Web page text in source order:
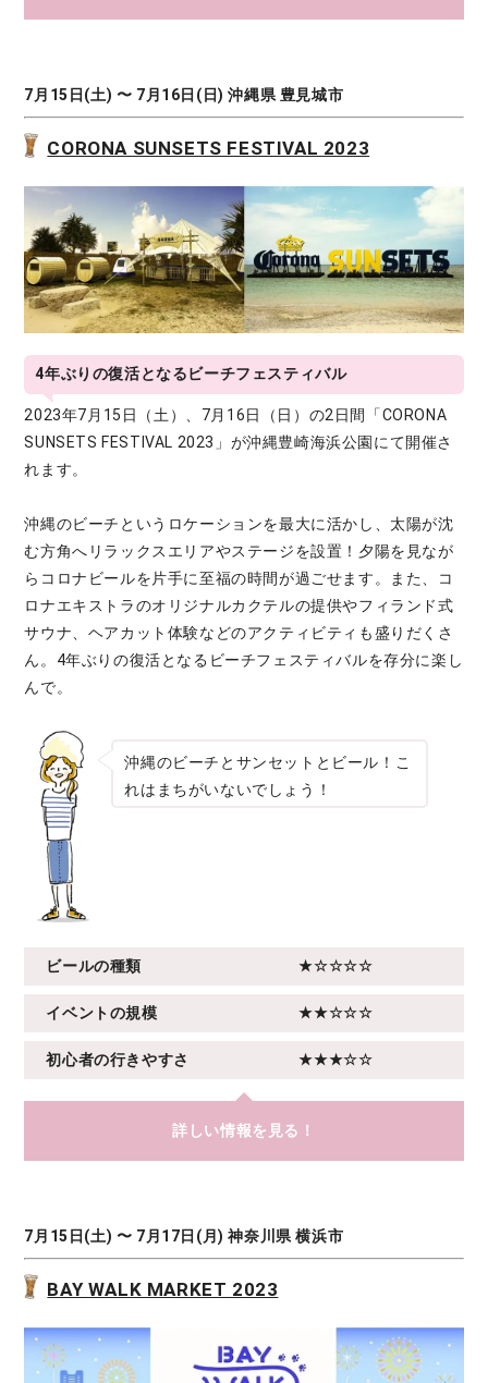
7月15日(土) 〜 7月16日(日) 沖縄県 豊見城市
CORONA SUNSETS FESTIVAL 2023
4年ぶりの復活となるビーチフェスティバル
2023年7月15日（土）、7月16日（日）の2日間「CORONA
SUNSETS FESTIVAL 2023」が沖縄豊崎海浜公園にて開催さ
れます。
沖縄のビーチというロケーションを最大に活かし、太陽が沈
む方角へリラックスエリアやステージを設置！夕陽を見なが
らコロナビールを片手に至福の時間が過ごせます。また、コ
ロナエキストラのオリジナルカクテルの提供やフィランド式
サウナ、ヘアカット体験などのアクティビティも盛りだくさ
ん。4年ぶりの復活となるビーチフェスティバルを存分に楽し
んで。
沖縄のビーチとサンセットとビール！こ
れはまちがいないでしょう！
ビールの種類 ★☆☆☆☆
イベントの規模 ★★☆☆☆
初心者の行きやすさ ★★★☆☆
詳しい情報を見る！
7月15日(土) 〜 7月17日(月) 神奈川県 横浜市
BAY WALK MARKET 2023